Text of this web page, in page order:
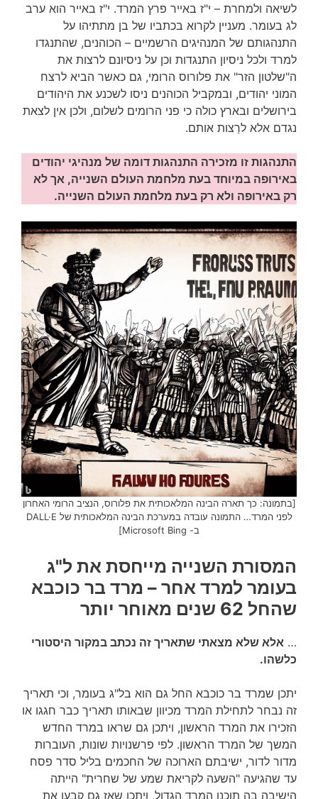
לשיאה ולמחרת – י"ז באייר פרץ המרד. י"ז באייר הוא ערב
לג בעומר. מעניין לקרוא בכתביו של בן מתתיהו על
התנהגותם של המנהיגים הרשמיים – הכוהנים, שהתנגדו
למרד ולכל ניסיון התנגדות וכן על ניסיונם לרצות את
ה"שלטון הזר" את פלורוס הרומי, גם כאשר הביא לרצח
המוני יהודים, ובמקביל הכוהנים ניסו לשכנע את היהודים
בירושלים ובארץ כולה כי פני הרומים לשלום, ולכן אין לצאת
נגדם אלא לרַצות אותם.
התנהגות זו מזכירה התנהגות דומה של מנהיגי יהודים
באירופה במיוחד בעת מלחמת העולם השנייה, אך לא
רק באירופה ולא רק בעת מלחמת העולם השנייה.
[בתמונה: כך תארה הבינה המלאכותית את פלורוס, הנציב הרומי האחרון
לפני המרד… התמונה עובדה במערכת הבינה המלאכותית של DALL·E
ב- Microsoft Bing]
המסורת השנייה מייחסת את ל"ג
בעומר למרד אחר – מרד בר כוכבא
שהחל 62 שנים מאוחר יותר
… אלא שלא מצאתי שתאריך זה נכתב במקור היסטורי
כלשהו.
יתכן שמרד בר כוכבא החל גם הוא בל"ג בעומר, וכי תאריך
זה נבחר לתחילת המרד מכיוון שבאותו תאריך כבר חגגו או
הזכירו את המרד הראשון, ויתכן גם שראו במרד החדש
המשך של המרד הראשון. לפי פרשנויות שונות, העוברות
מדור לדור, ישיבתם הארוכה של החכמים בליל סדר פסח
עד שהגיעה "השעה לקריאת שמע של שחרית" הייתה
הישיבה בה תוכנן המרד הגדול, ויתכן שאז גם קבעו את